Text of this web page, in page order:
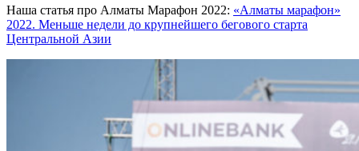
Наша статья про Алматы Марафон 2022: «Алматы марафон»
2022. Меньше недели до крупнейшего бегового старта
Центральной Азии